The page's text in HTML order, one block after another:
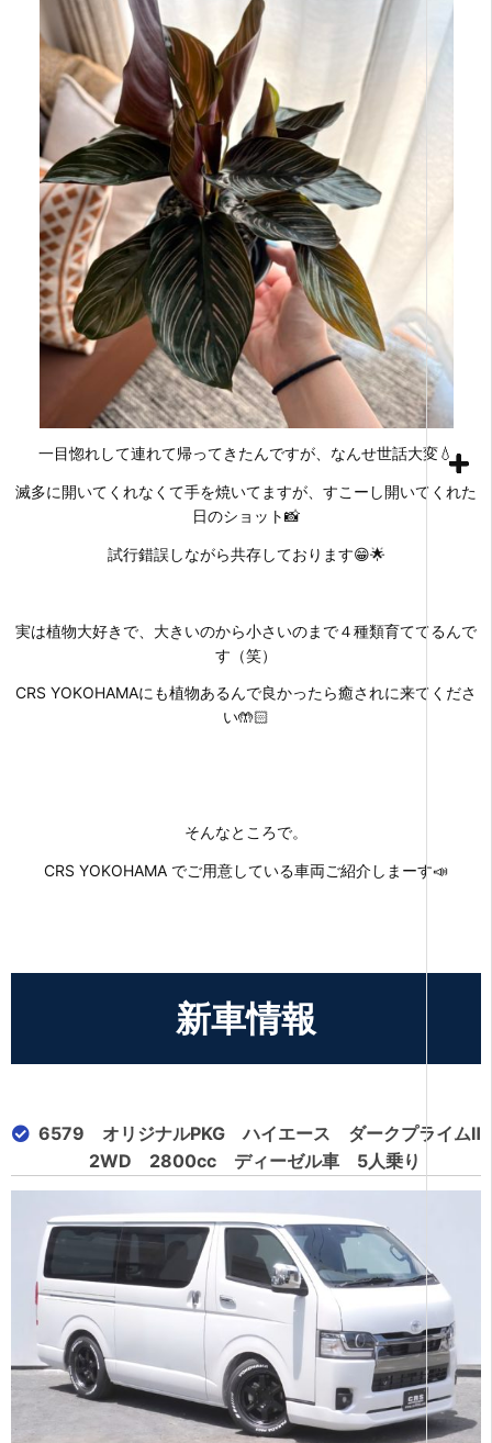
一目惚れして連れて帰ってきたんですが、なんせ世話大変💧
滅多に開いてくれなくて手を焼いてますが、すこーし開いてくれた
日のショット📸
試行錯誤しながら共存しております😁🌟
実は植物大好きで、大きいのから小さいのまで４種類育ててるんで
す（笑）
CRS YOKOHAMAにも植物あるんで良かったら癒されに来てくださ
い🤲🏻
そんなところで。
CRS YOKOHAMA でご用意している車両ご紹介しまーす📣
新車情報
6579 オリジナルPKG ハイエース ダークプライムⅡ
2WD 2800cc ディーゼル車 5人乗り